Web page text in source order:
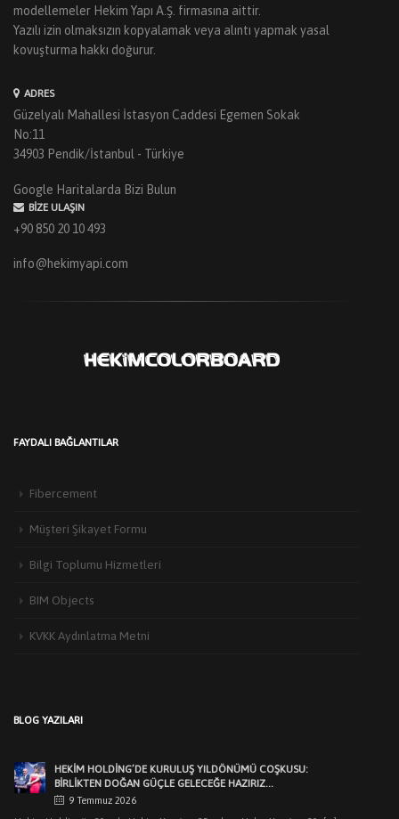
modellemeler Hekim Yapı A.Ş. firmasına aittir.
Yazılı izin olmaksızın kopyalamak veya alıntı yapmak yasal
kovuşturma hakkı doğurur.
ADRES
Güzelyalı Mahallesi İstasyon Caddesi Egemen Sokak
No:11
34903 Pendik/İstanbul - Türkiye
Google Haritalarda Bizi Bulun
BIZE ULAŞIN
+90 850 20 10 493
info@hekimyapi.com
FAYDALI BAĞLANTILAR
Fibercement
Müşteri Şikayet Formu
Bilgi Toplumu Hizmetleri
BIM Objects
KVKK Aydınlatma Metni
BLOG YAZILARI
HEKİM HOLDİNG’DE KURULUŞ YILDÖNÜMÜ COŞKUSU:
BİRLİKTEN DOĞAN GÜÇLE GELECEĞE HAZIRIZ…
9 Temmuz 2026